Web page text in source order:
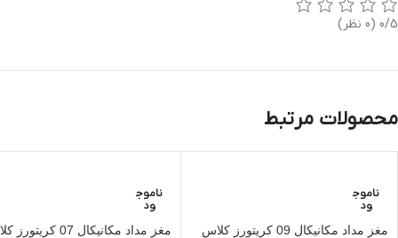
0/5 (0 نظر)
محصولات مرتبط
ناموج
ود
مغز مداد مکانیکال 09 کریتورز کلاس
ناموج
ود
مغز مداد مکانیکال 07